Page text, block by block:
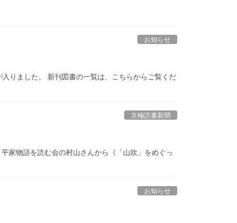
お知らせ
りました。 新刊図書の一覧は、こちらからご覧くだ
京極読書新聞
家物語を読む会の村山さんから《「山吹」をめぐっ
お知らせ